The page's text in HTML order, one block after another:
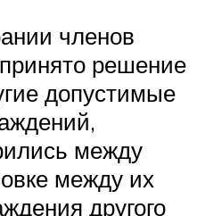
членов
решение
допустимые
между
между их
другого